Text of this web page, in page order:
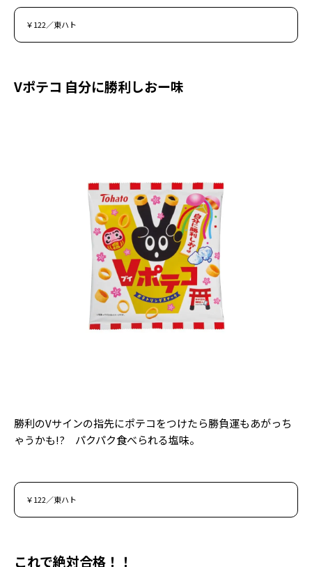
￥122／東ハト
Vポテコ 自分に勝利しおー味
勝利のVサインの指先にポテコをつけたら勝負運もあがっち
ゃうかも!? パクパク食べられる塩味。
￥122／東ハト
これで絶対合格！！